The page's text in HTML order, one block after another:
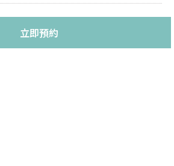
立即預約